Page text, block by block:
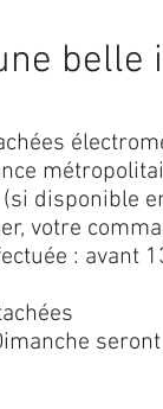
belle
disponible
votre
: avant
seront